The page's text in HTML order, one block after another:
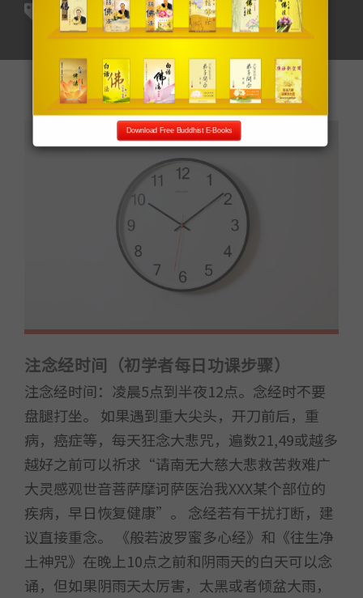
卢台长
注念经时间（初学者每日功课步骤）
注念经时间：凌晨5点到半夜12点。念经时不要
盘腿打坐。 如果遇到重大尖头，开刀前后，重
病，癌症等，每天狂念大悲咒，遍数21,49或越多
越好之前可以祈求“请南无大慈大悲救苦救难广
大灵感观世音菩萨摩诃萨医治我XXX某个部位的
疾病，早日恢复健康”。 念经若有干扰打断，建
议直接重念。 《般若波罗蜜多心经》和《往生净
土神咒》在晚上10点之前和阴雨天的白天可以念
诵，但如果阴雨天太厉害，太黑或者倾盆大雨，
Download Free Buddhist E-Books